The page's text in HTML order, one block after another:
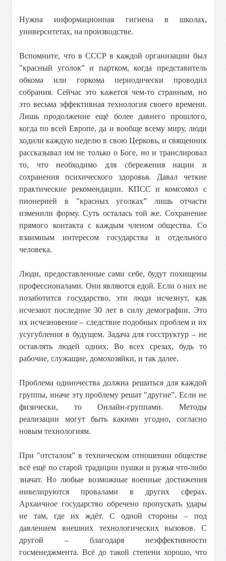
Нужна информационная гигиена в школах,
университетах, на производстве.
Вспомните, что в СССР в каждой организации был
"красный уголок” и партком, когда представитель
обкома или горкома периодически проводил
собрания. Сейчас это кажется чем-то странным, но
это весьма эффективная технология своего времени.
Лишь продолжение ещё более давнего прошлого,
когда по всей Европе, да и вообще всему миру, люди
ходили каждую неделю в свою Церковь, и священник
рассказывал им не только о Боге, но и транслировал
то, что необходимо для сбережения нации и
сохранения психического здоровья. Давал четкие
практические рекомендации. КПСС и комсомол с
пионерией в "красных уголках” лишь отчасти
изменили форму. Суть осталась той же. Сохранение
прямого контакта с каждым членом общества. Со
взаимным интересом государства и отдельного
человека.
Люди, предоставленные сами себе, будут похищены
профессионалами. Они являются едой. Если о них не
позаботится государство, эти люди исчезнут, как
исчезают последние 30 лет в силу демографии. Это
их исчезновение – следствие подобных проблем и их
усугубления в будущем. Задача для госструктур – не
оставлять людей одних. Во всех срезах, будь то
рабочие, служащие, домохозяйки, и так далее.
Проблема одиночества должна решаться для каждой
группы, иначе эту проблему решат "другие”. Если не
физически, то Онлайн-группами. Методы
реализации могут быть какими угодно, согласно
новым технологиям.
При "отсталом” в техническом отношении обществе
всё ещё по старой традиции пушки и ружья что-либо
значат. Но любые возможные военные достижения
нивелируются провалами в других сферах.
Архаичное государство обречено пропускать удары
не там, где их ждёт. С одной стороны – под
давлением внешних технологических вызовов. С
другой – благодаря неэффективности
госменеджмента. Всё до такой степени хорошо, что